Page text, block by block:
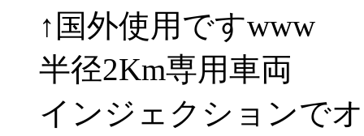
↑国外使用ですwww
半径2Km専用車両
インジェクションで